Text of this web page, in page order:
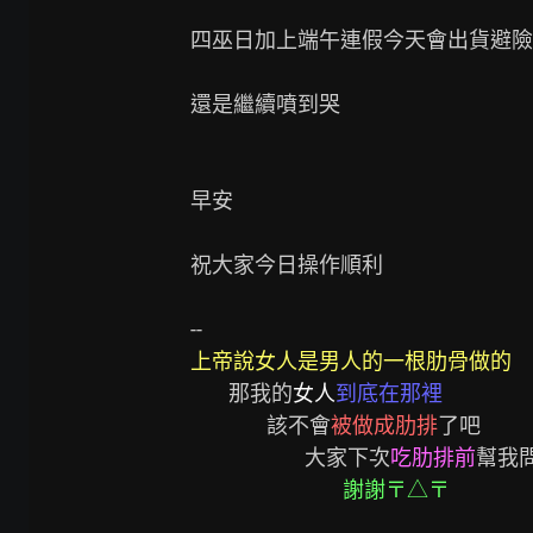
四巫日加上端午連假今天會出貨避險
還是繼續噴到哭
早安
祝大家今日操作順利
上帝說女人是男人的一根肋骨做的
        那我的
女人到底在那裡
                該不會
被做成肋排了吧
                        大家下次
吃肋排前幫我
謝謝〒△〒